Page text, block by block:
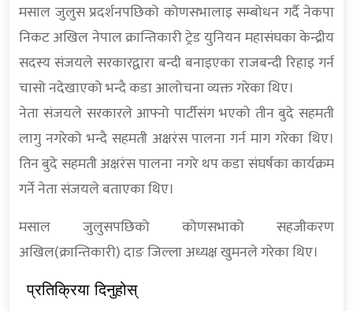
मसाल जुलुस प्रदर्शनपछिको कोणसभालाइ सम्बोधन गर्दै नेकपा
निकट अखिल नेपाल क्रान्तिकारी ट्रेड युनियन महासंघका केन्द्रीय
सदस्य संजयले सरकारद्वारा बन्दी बनाइएका राजबन्दी रिहाइ गर्न
चासो नदेखाएको भन्दै कडा आलोचना व्यक्त गरेका थिए।
नेता संजयले सरकारले आफ्नो पार्टीसंग भएको तीन बुदे सहमती
लागु नगरेको भन्दै सहमती अक्षरंस पालना गर्न माग गरेका थिए।
तिन बुदे सहमती अक्षरंस पालना नगरे थप कडा संघर्षका कार्यक्रम
गर्ने नेता संजयले बताएका थिए।
मसाल जुलुसपछिको कोणसभाको सहजीकरण
अखिल(क्रान्तिकारी) दाङ जिल्ला अध्यक्ष खुमनले गरेका थिए।
प्रतिक्रिया दिनुहोस्